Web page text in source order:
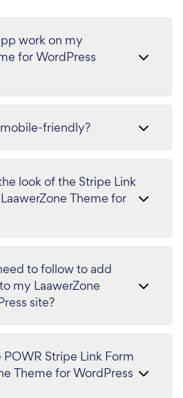
work on my
for WordPress
friendly?
look of the Stripe Link
Theme for
to follow to add
my LaawerZone
site?
Stripe Link Form
Theme for WordPress